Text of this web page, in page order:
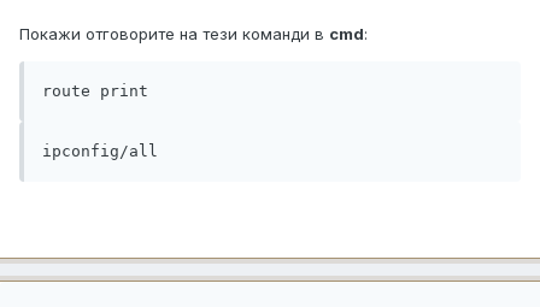
Покажи отговорите на тези команди в cmd:
route print
ipconfig/all